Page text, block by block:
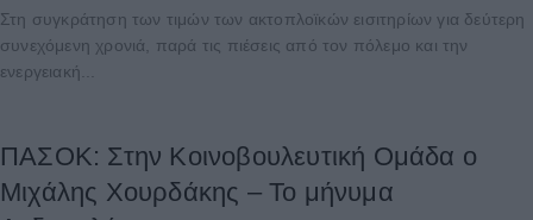
Στη συγκράτηση των τιμών των ακτοπλοϊκών εισιτηρίων για δεύτερη
συνεχόμενη χρονιά, παρά τις πιέσεις από τον πόλεμο και την
ενεργειακή...
ΠΑΣΟΚ: Στην Κοινοβουλευτική Ομάδα ο
Μιχάλης Χουρδάκης – Το μήνυμα